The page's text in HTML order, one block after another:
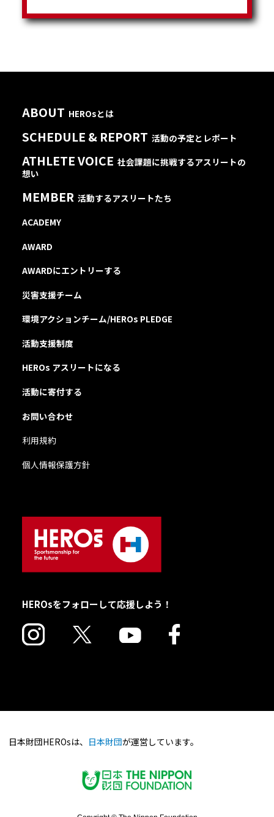
ABOUT HEROsとは
SCHEDULE & REPORT 活動の予定とレポート
ATHLETE VOICE 社会課題に挑戦するアスリートの
想い
MEMBER 活動するアスリートたち
ACADEMY
AWARD
AWARDにエントリーする
災害支援チーム
環境アクションチーム/HEROs PLEDGE
活動支援制度
HEROs アスリートになる
活動に寄付する
お問い合わせ
利用規約
個人情報保護方針
HEROsをフォローして応援しよう！
日本財団HEROsは、 日本財団が運営しています。